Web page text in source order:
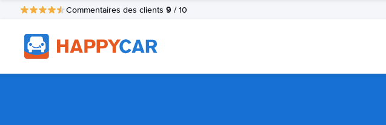
Commentaires des clients 9 / 10